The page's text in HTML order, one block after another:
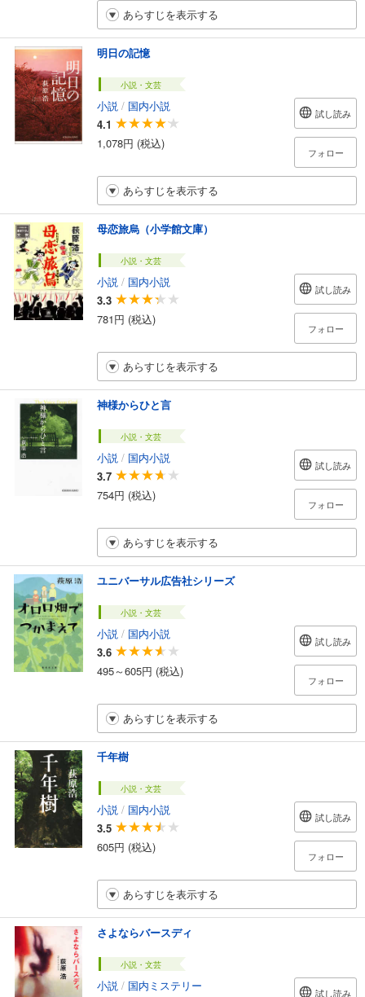
あらすじを表示する
明日の記憶
小説・文芸
小説 / 国内小説
4.1
1,078円 (税込)
試し読み
フォロー
あらすじを表示する
母恋旅烏（小学館文庫）
小説・文芸
小説 / 国内小説
3.3
781円 (税込)
試し読み
フォロー
あらすじを表示する
神様からひと言
小説・文芸
小説 / 国内小説
3.7
754円 (税込)
試し読み
フォロー
あらすじを表示する
ユニバーサル広告社シリーズ
小説・文芸
小説 / 国内小説
3.6
495～605円 (税込)
試し読み
フォロー
あらすじを表示する
千年樹
小説・文芸
小説 / 国内小説
3.5
605円 (税込)
試し読み
フォロー
あらすじを表示する
さよならバースディ
小説・文芸
小説 / 国内ミステリー
試し読み